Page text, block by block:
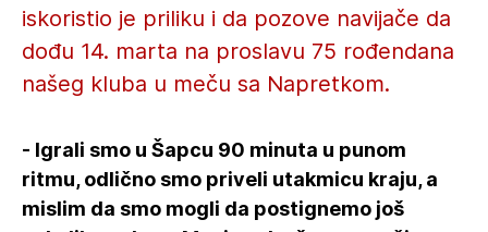
iskoristio je priliku i da pozove navijače da
dođu 14. marta na proslavu 75 rođendana
našeg kluba u meču sa Napretkom.
- Igrali smo u Šapcu 90 minuta u punom
ritmu, odlično smo priveli utakmicu kraju, a
mislim da smo mogli da postignemo još